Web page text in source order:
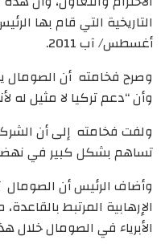
التاريخية التي قام بها
أغسطس/ آب 2011.
وصرح فخامته أن الصومال
وأن “دعم تركيا لا مثيل له
ولفت فخامته إلى أن
تساهم بشكل كبير في نهضة
الإرهابية المرتبط
الأبرياء في الصومال خلال